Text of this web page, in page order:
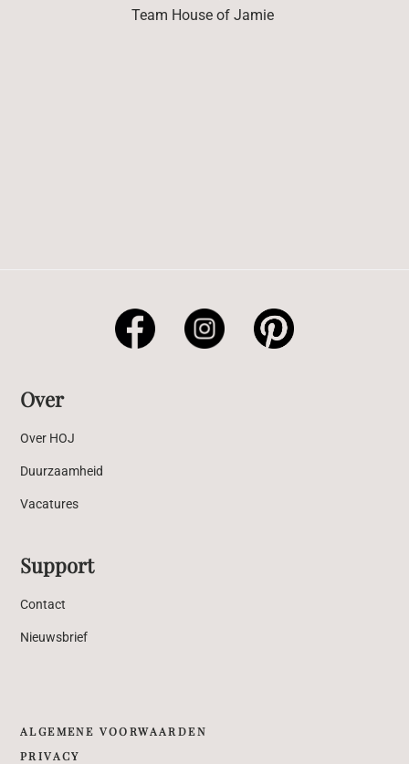
Team House of Jamie
Over
Over HOJ
Duurzaamheid
Vacatures
Support
Contact
Nieuwsbrief
ALGEMENE VOORWAARDEN
PRIVACY